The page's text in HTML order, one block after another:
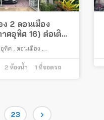
2 ดอนเมือง
ศอุทิศ 16) ต่อเติม
บินดอนเมือง
อุทิศ ดอนเมือง
2 ห้องน้ำ 1 ที่จอดรถ
Page
23